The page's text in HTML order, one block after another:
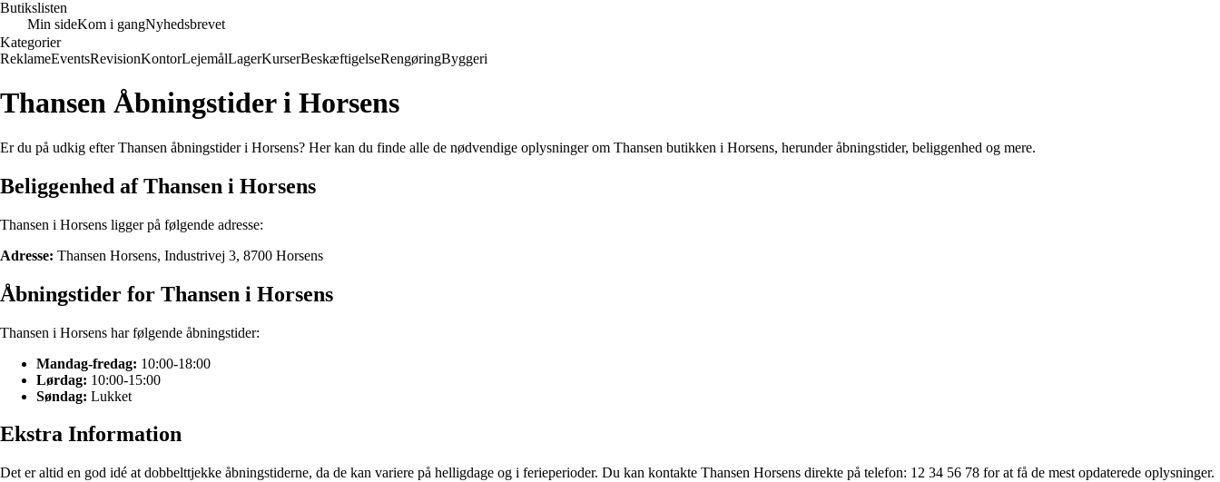
Butikslisten
Min sideKom i gangNyhedsbrevet
Kategorier
ReklameEventsRevisionKontorLejemålLagerKurserBeskæftigelseRengøringByggeri
Thansen Åbningstider i Horsens
Er du på udkig efter Thansen åbningstider i Horsens? Her kan du finde alle de nødvendige oplysninger om Thansen butikken i Horsens, herunder åbningstider, beliggenhed og mere.
Beliggenhed af Thansen i Horsens
Thansen i Horsens ligger på følgende adresse:
Adresse: Thansen Horsens, Industrivej 3, 8700 Horsens
Åbningstider for Thansen i Horsens
Thansen i Horsens har følgende åbningstider:
Mandag-fredag: 10:00-18:00
Lørdag: 10:00-15:00
Søndag: Lukket
Ekstra Information
Det er altid en god idé at dobbelttjekke åbningstiderne, da de kan variere på helligdage og i ferieperioder. Du kan kontakte Thansen Horsens direkte på telefon: 12 34 56 78 for at få de mest opdaterede oplysninger.